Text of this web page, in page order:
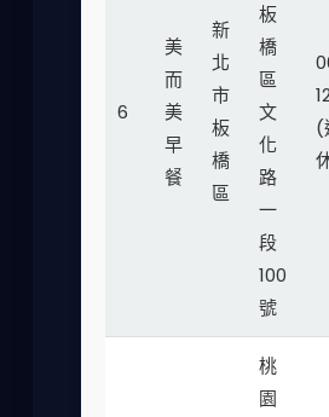
6
美
而
美
早
餐
新
北
市
板
橋
區
板
橋
區
文
化
路
一
段
100
號
(
桃
園